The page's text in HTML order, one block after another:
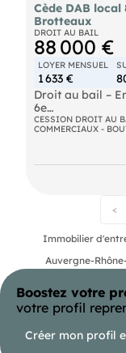
Agent
RSAC 69 02219
Cède DAB local
Brotteaux
DROIT AU BAIL
88 000 €
LOYER MENSUEL
1 633 €
Droit au bail –
6e
Local
emplacement
belle visibilité
dispose de
agencement
activités selon
l’emplacement
Agent
RSAC 69 02228
CESSION DROIT AU
COMMERCIAUX -
<
Immobilier
Auvergne-
Boostez votre
votre profil
Créer mon profil